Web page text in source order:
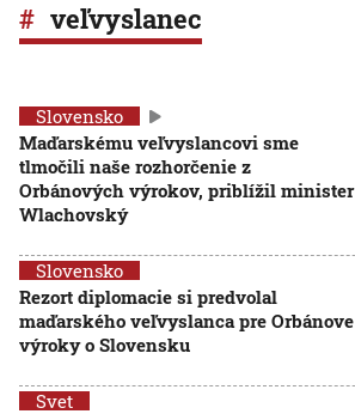
veľvyslanec
Slovensko
Maďarskému veľvyslancovi sme
tlmočili naše rozhorčenie z
Orbánových výrokov, priblížil minister
Wlachovský
Slovensko
Rezort diplomacie si predvolal
maďarského veľvyslanca pre Orbánove
výroky o Slovensku
Svet